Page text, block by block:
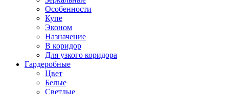
Особенности
Купе
Эконом
Назначение
В коридор
Для узкого коридора
Гардеробные
Цвет
Белые
Светлые